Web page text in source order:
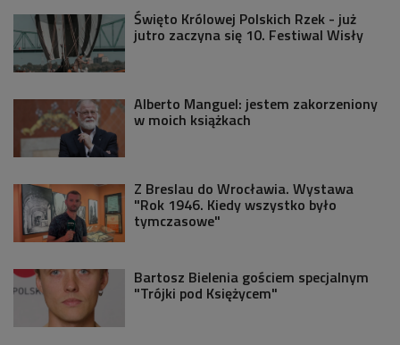
Święto Królowej Polskich Rzek - już
jutro zaczyna się 10. Festiwal Wisły
Alberto Manguel: jestem zakorzeniony
w moich książkach
Z Breslau do Wrocławia. Wystawa
"Rok 1946. Kiedy wszystko było
tymczasowe"
Bartosz Bielenia gościem specjalnym
"Trójki pod Księżycem"